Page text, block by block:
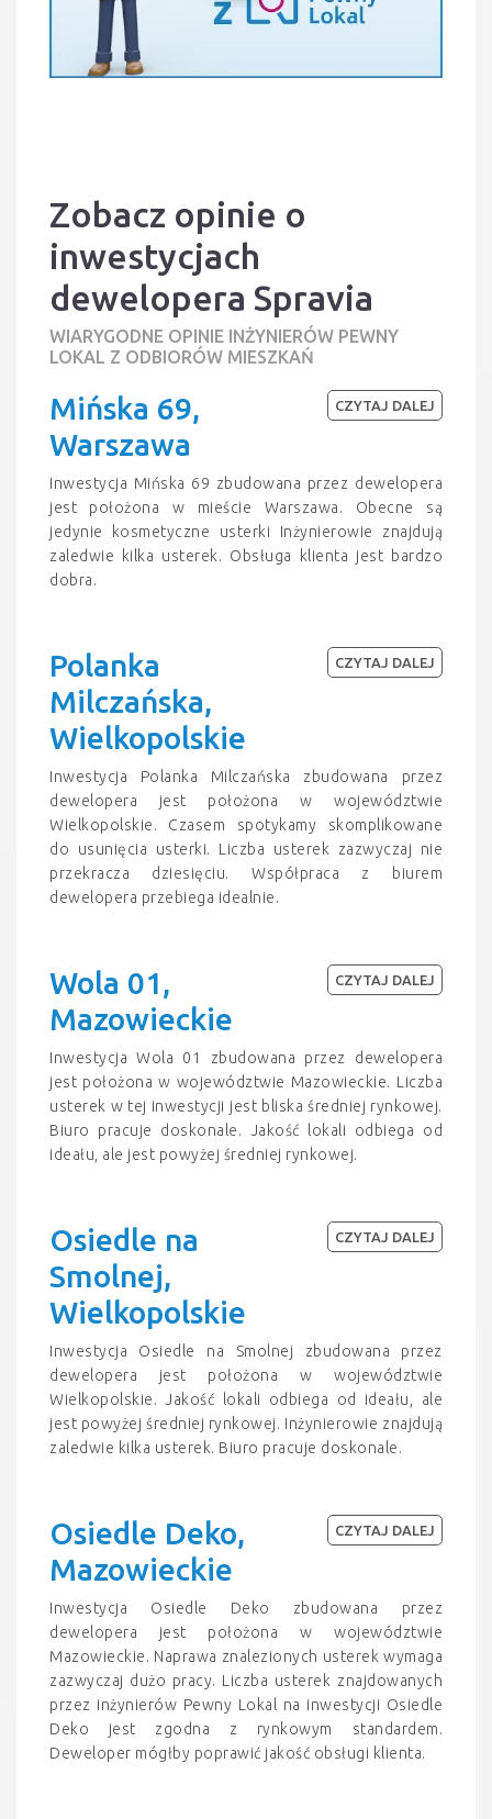
Zobacz opinie o
inwestycjach
dewelopera Spravia
WIARYGODNE OPINIE INŻYNIERÓW PEWNY
LOKAL Z ODBIORÓW MIESZKAŃ
Mińska 69,
Warszawa
Inwestycja Mińska 69 zbudowana przez dewelopera
jest położona w mieście Warszawa. Obecne są
jedynie kosmetyczne usterki Inżynierowie znajdują
zaledwie kilka usterek. Obsługa klienta jest bardzo
dobra.
CZYTAJ DALEJ
Polanka
Milczańska,
Wielkopolskie
Inwestycja Polanka Milczańska zbudowana przez
dewelopera jest położona w województwie
Wielkopolskie. Czasem spotykamy skomplikowane
do usunięcia usterki. Liczba usterek zazwyczaj nie
przekracza dziesięciu. Współpraca z biurem
dewelopera przebiega idealnie.
CZYTAJ DALEJ
Wola 01,
Mazowieckie
Inwestycja Wola 01 zbudowana przez dewelopera
jest położona w województwie Mazowieckie. Liczba
usterek w tej inwestycji jest bliska średniej rynkowej.
Biuro pracuje doskonale. Jakość lokali odbiega od
ideału, ale jest powyżej średniej rynkowej.
CZYTAJ DALEJ
Osiedle na
Smolnej,
Wielkopolskie
Inwestycja Osiedle na Smolnej zbudowana przez
dewelopera jest położona w województwie
Wielkopolskie. Jakość lokali odbiega od ideału, ale
jest powyżej średniej rynkowej. Inżynierowie znajdują
zaledwie kilka usterek. Biuro pracuje doskonale.
CZYTAJ DALEJ
Osiedle Deko,
Mazowieckie
Inwestycja Osiedle Deko zbudowana przez
dewelopera jest położona w województwie
Mazowieckie. Naprawa znalezionych usterek wymaga
zazwyczaj dużo pracy. Liczba usterek znajdowanych
przez inżynierów Pewny Lokal na inwestycji Osiedle
Deko jest zgodna z rynkowym standardem.
Deweloper mógłby poprawić jakość obsługi klienta.
CZYTAJ DALEJ